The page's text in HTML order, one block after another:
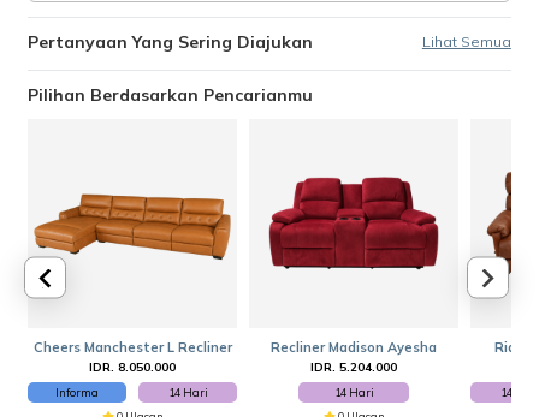
Pertanyaan Yang Sering Diajukan Lihat Semua
Pilihan Berdasarkan Pencarianmu
Cheers Manchester L Recliner
IDR. 8.050.000
Informa
14 Hari
Recliner Madison Ayesha
IDR. 5.204.000
14 Hari
Rialto
14 Hari